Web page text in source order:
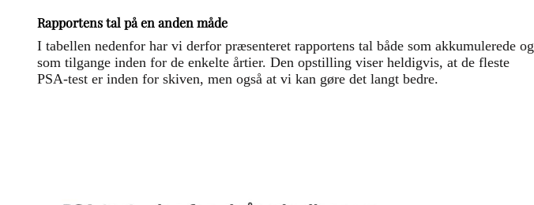
Rapportens tal på en anden måde
I tabellen nedenfor har vi derfor præsenteret rapportens tal både som akkumulerede og
som tilgange inden for de enkelte årtier. Den opstilling viser heldigvis, at de fleste
PSA-test er inden for skiven, men også at vi kan gøre det langt bedre.